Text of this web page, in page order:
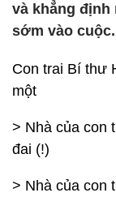
và khẳng định
sớm vào cuộc.
Con trai Bí thư
một
> Nhà của con
đai (!)
> Nhà của con